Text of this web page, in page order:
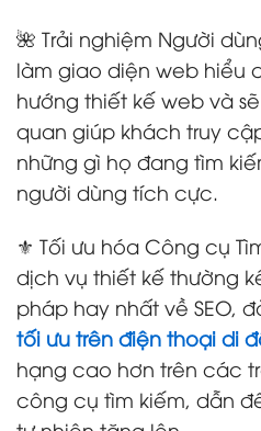
🌺 Trải nghiệm Người
làm giao diện web hiểu
hướng thiết kế web và
quan giúp khách truy
những gì họ đang tìm
người dùng tích cực.
⚜️ Tối ưu hóa Công cụ
dịch vụ thiết kế thường
pháp hay nhất về SEO,
tối ưu trên điện thoại di
hạng cao hơn trên các
công cụ tìm kiếm, dẫn